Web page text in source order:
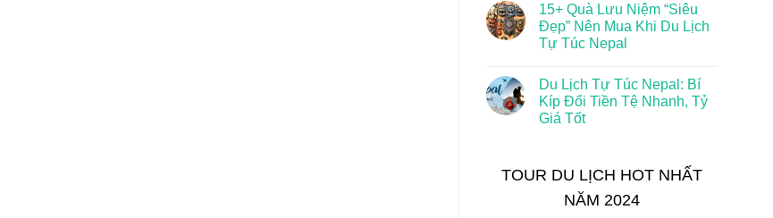
15+ Quà Lưu Niệm “Siêu
Đẹp” Nên Mua Khi Du Lịch
Tự Túc Nepal
Du Lịch Tự Túc Nepal: Bí
Kíp Đổi Tiền Tệ Nhanh, Tỷ
Giá Tốt
TOUR DU LỊCH HOT NHẤT
NĂM 2024